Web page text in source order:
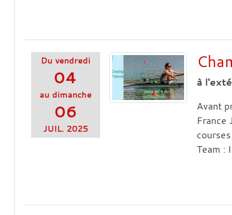
Duvendredi
04
audimanche
06
JUIL. 2025
à
Avant
France
Team :